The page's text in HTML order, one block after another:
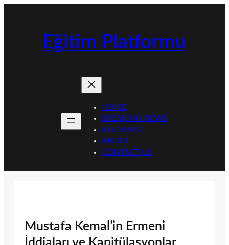
Eğitim Platformu
HOME
BREAKING NEWS
ALL NEWS
ABOUT
CONTACT US
Mustafa Kemal’in Ermeni